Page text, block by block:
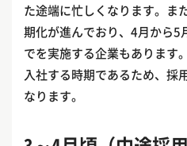
た途端に忙しくなります。ま
期化が進んでおり、4月から5
でを実施する企業もあります
入社する時期であるため、採
なります。